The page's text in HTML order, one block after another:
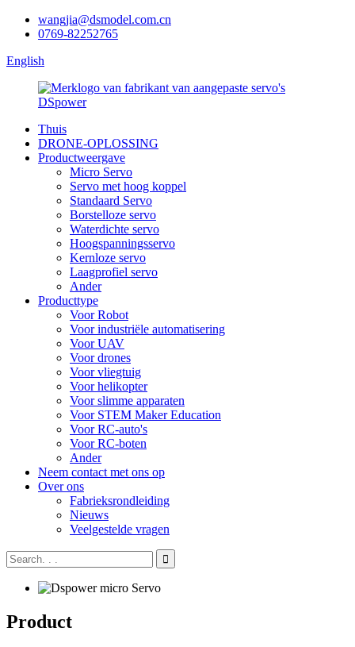
wangjia@dsmodel.com.cn
0769-82252765
English
Thuis
DRONE-OPLOSSING
Productweergave
Micro Servo
Servo met hoog koppel
Standaard Servo
Borstelloze servo
Waterdichte servo
Hoogspanningsservo
Kernloze servo
Laagprofiel servo
Ander
Producttype
Voor Robot
Voor industriële automatisering
Voor UAV
Voor drones
Voor vliegtuig
Voor helikopter
Voor slimme apparaten
Voor STEM Maker Education
Voor RC-auto's
Voor RC-boten
Ander
Neem contact met ons op
Over ons
Fabrieksrondleiding
Nieuws
Veelgestelde vragen
Product